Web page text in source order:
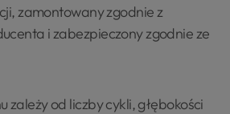
zamontowany zgodnie z
i zabezpieczony zgodnie ze
zależy od liczby cykli, głębokości